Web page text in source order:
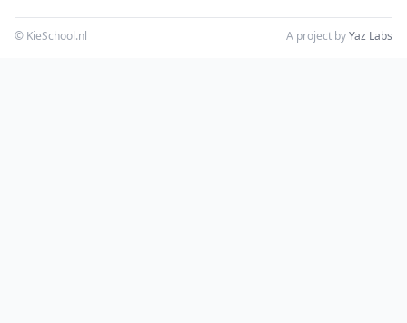
© KieSchool.nl A project byYaz Labs